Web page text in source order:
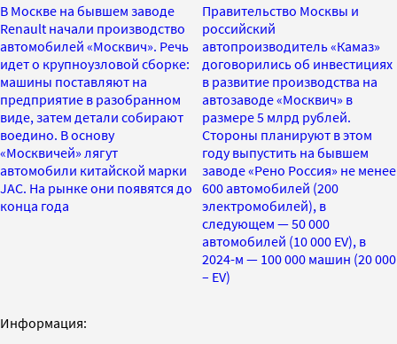
В Москве на бывшем заводе
Renault начали производство
автомобилей «Москвич». Речь
идет о крупноузловой сборке:
машины поставляют на
предприятие в разобранном
виде, затем детали собирают
воедино. В основу
«Москвичей» лягут
автомобили китайской марки
JAC. На рынке они появятся до
конца года
Правительство Москвы и
российский
автопроизводитель «Камаз»
договорились об инвестициях
в развитие производства на
автозаводе «Москвич» в
размере 5 млрд рублей.
Стороны планируют в этом
году выпустить на бывшем
заводе «Рено Россия» не менее
600 автомобилей (200
электромобилей), в
следующем — 50 000
автомобилей (10 000 EV), в
2024-м — 100 000 машин (20 000
– EV)
Информация: